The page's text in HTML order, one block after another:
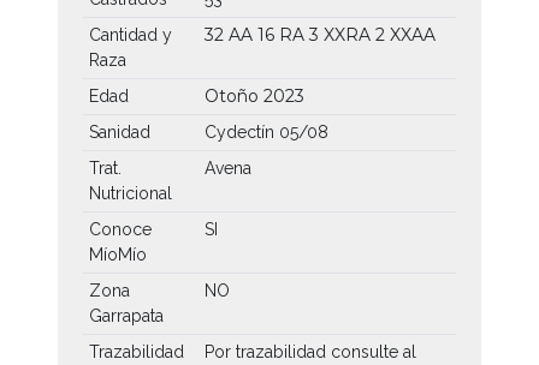
Cantidad y
Raza
32 AA 16 RA 3 XXRA 2 XXAA
Edad Otoño 2023
Sanidad
Cydectín 05/08
Trat.
Nutricional
Avena
Conoce
MíoMío
SI
Zona
Garrapata
NO
Trazabilidad
Por trazabilidad consulte al